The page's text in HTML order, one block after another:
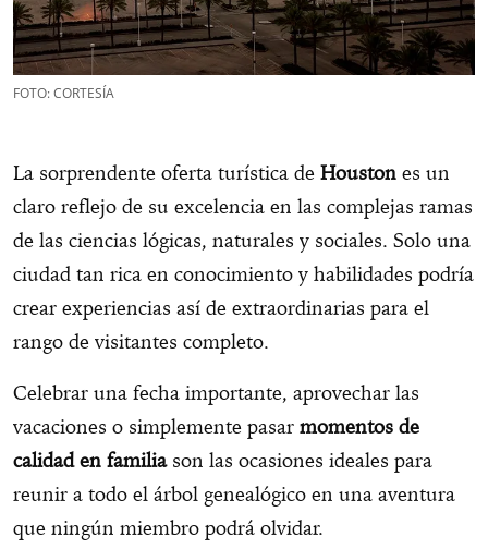
FOTO: CORTESÍA
La sorprendente oferta turística de Houston es un
claro reflejo de su excelencia en las complejas ramas
de las ciencias lógicas, naturales y sociales. Solo una
ciudad tan rica en conocimiento y habilidades podría
crear experiencias así de extraordinarias para el
rango de visitantes completo.
Celebrar una fecha importante, aprovechar las
vacaciones o simplemente pasar momentos de
calidad en familiason las ocasiones ideales para
reunir a todo el árbol genealógico en una aventura
que ningún miembro podrá olvidar.